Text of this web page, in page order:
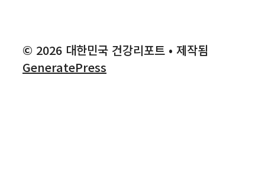
© 2026 대한민국 건강리포트 • 제작됨
GeneratePress